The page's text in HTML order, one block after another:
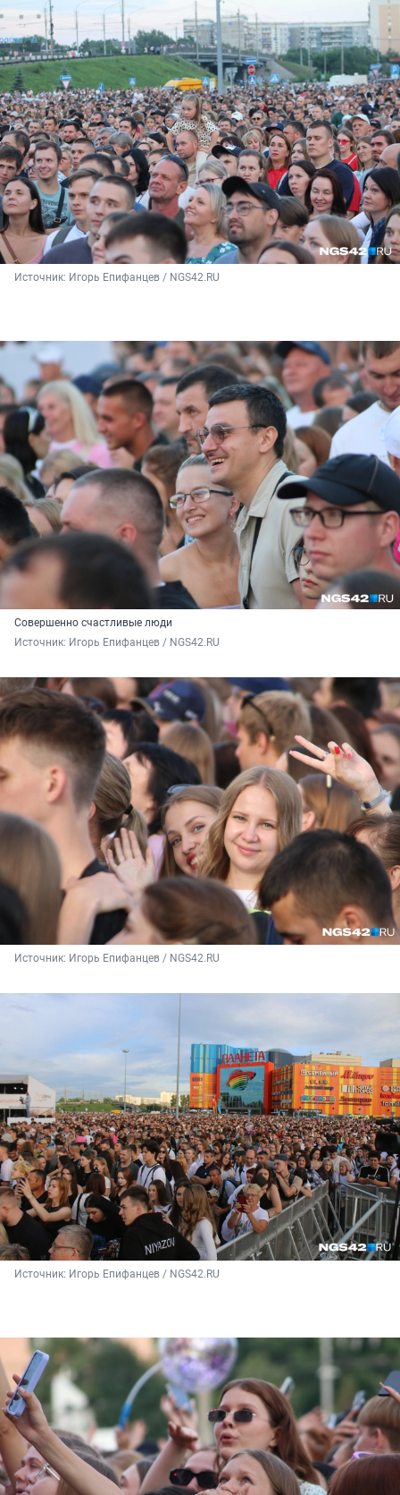
Источник: Игорь Епифанцев / NGS42.RU
Совершенно счастливые люди
Источник: Игорь Епифанцев / NGS42.RU
Источник: Игорь Епифанцев / NGS42.RU
Источник: Игорь Епифанцев / NGS42.RU